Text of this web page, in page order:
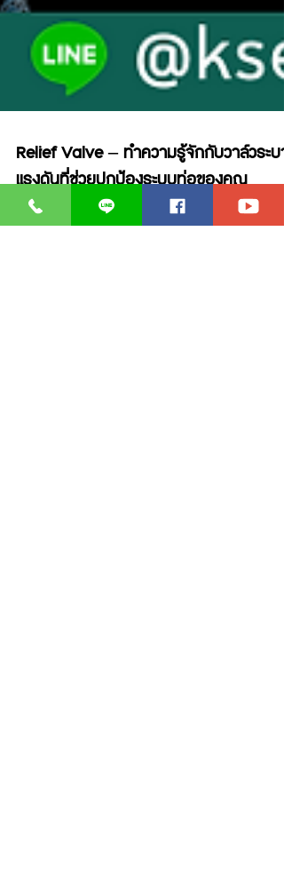
Relief Valve – ทำความรู้จักกับวาล์วระบา
แรงดันที่ช่วยปกป้องระบบท่อของคุณ